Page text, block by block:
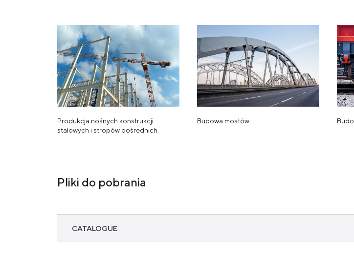
Produkcja nośnych konstrukcji
stalowych i stropów pośrednich
Budowa mostów
Pliki do pobrania
CATALOGUE